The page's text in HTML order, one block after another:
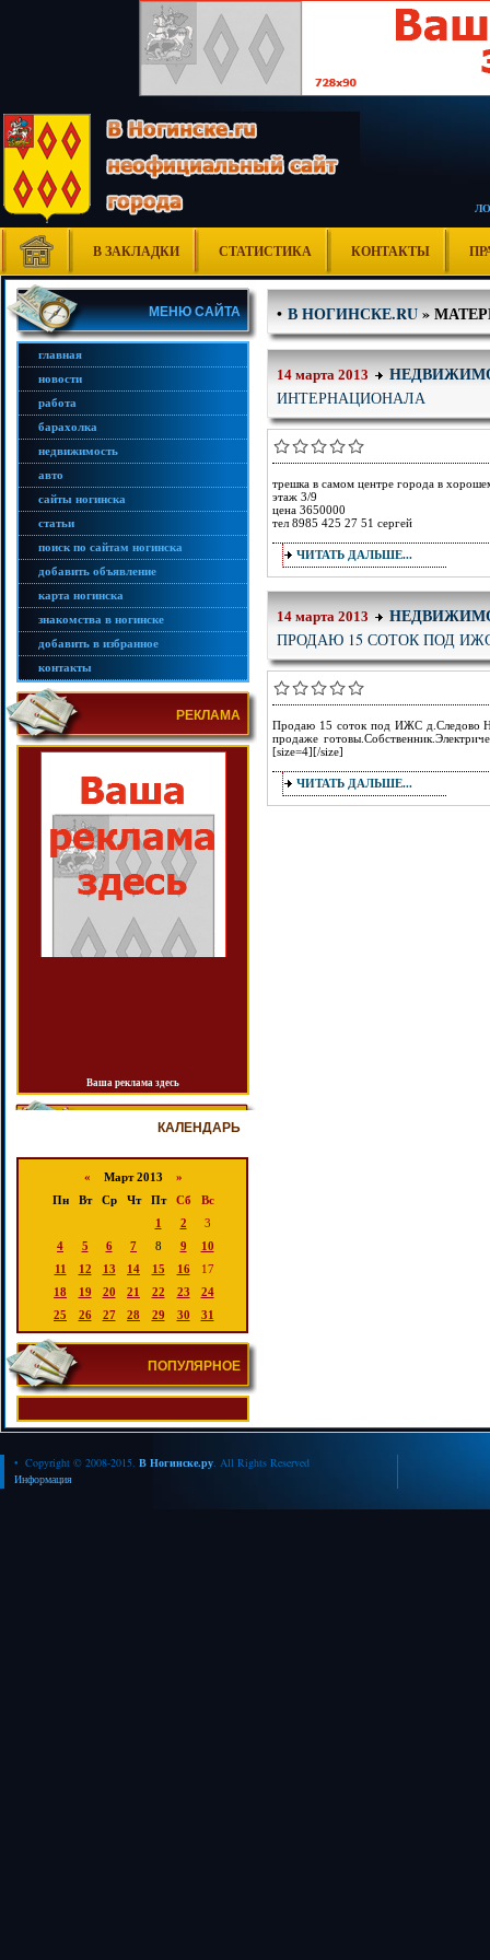
В ЗАКЛАДКИ СТАТИСТИКА КОНТАКТЫ
МЕНЮ САЙТА
главная
новости
работа
барахолка
недвижимость
авто
сайты ногинска
статьи
поиск по сайтам ногинска
добавить объявление
карта ногинска
знакомства в ногинске
добавить в избранное
контакты
РЕКЛАМА
Ваша реклама здесь
КАЛЕНДАРЬ
« Март 2013 »
Пн
Вт Ср Чт Пт Сб
Вс
1
2
3
4
5 6 7 8 9
10
11
12 13 14 15 16
17
18
19 20 21 22 23
24
25
26 27 28 29 30 31
ПОПУЛЯРНОЕ
•В НОГИНСКЕ.RU»
14 марта 2013
ИНТЕРНАЦИОНАЛА
трешка в самом центре города в
этаж 3/9
цена 3650000
тел 8985 425 27 51 сергей
ЧИТАТЬ ДАЛЬШЕ...
14 марта 2013
ПРОДАЮ 15 СОТОК ПОД
Продаю 15 соток под ИЖС д.Следово
продаже
[size=4][/size]
ЧИТАТЬ ДАЛЬШЕ...
• Copyright © 2008-2015. В Ногинске.ру. All Rights Reserved
Информация